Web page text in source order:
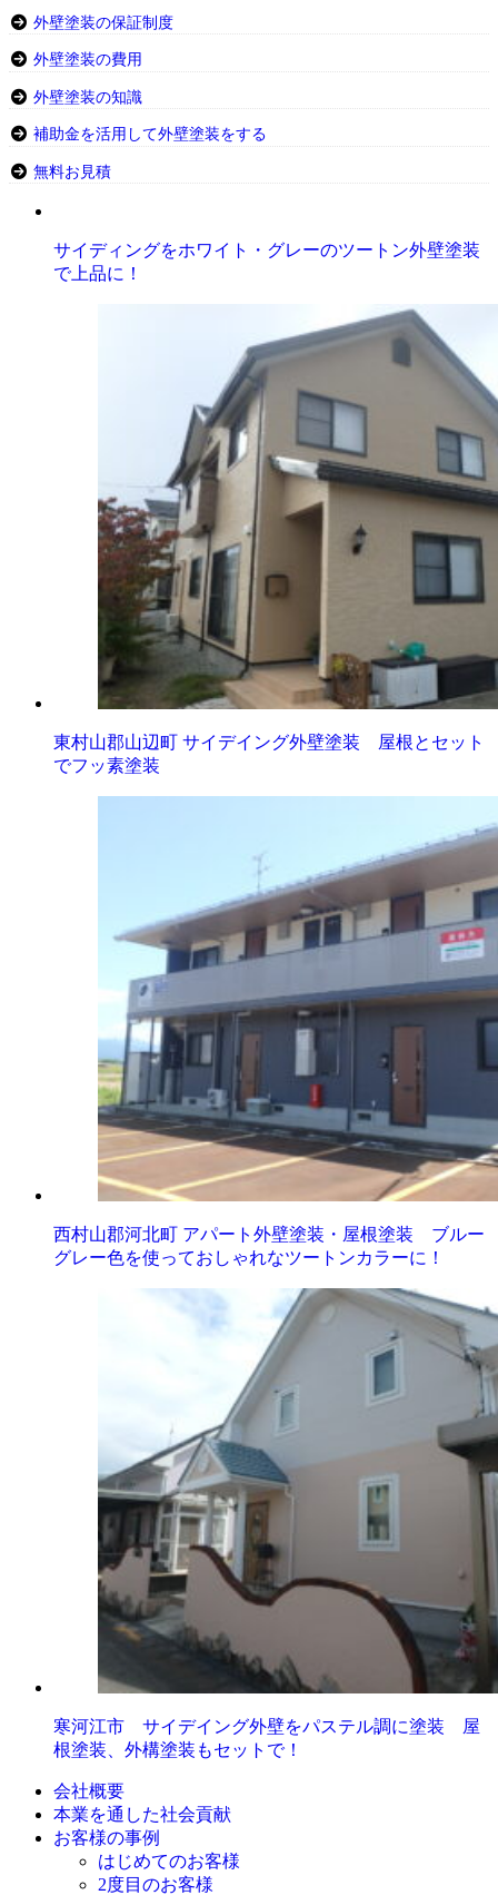
外壁塗装の保証制度
外壁塗装の費用
外壁塗装の知識
補助金を活用して外壁塗装をする
無料お見積
サイディングをホワイト・グレーのツートン外壁塗装
で上品に！
東村山郡山辺町 サイデイング外壁塗装 屋根とセット
でフッ素塗装
西村山郡河北町 アパート外壁塗装・屋根塗装 ブルー
グレー色を使っておしゃれなツートンカラーに！
寒河江市 サイデイング外壁をパステル調に塗装 屋
根塗装、外構塗装もセットで！
会社概要
本業を通した社会貢献
お客様の事例
はじめてのお客様
2度目のお客様